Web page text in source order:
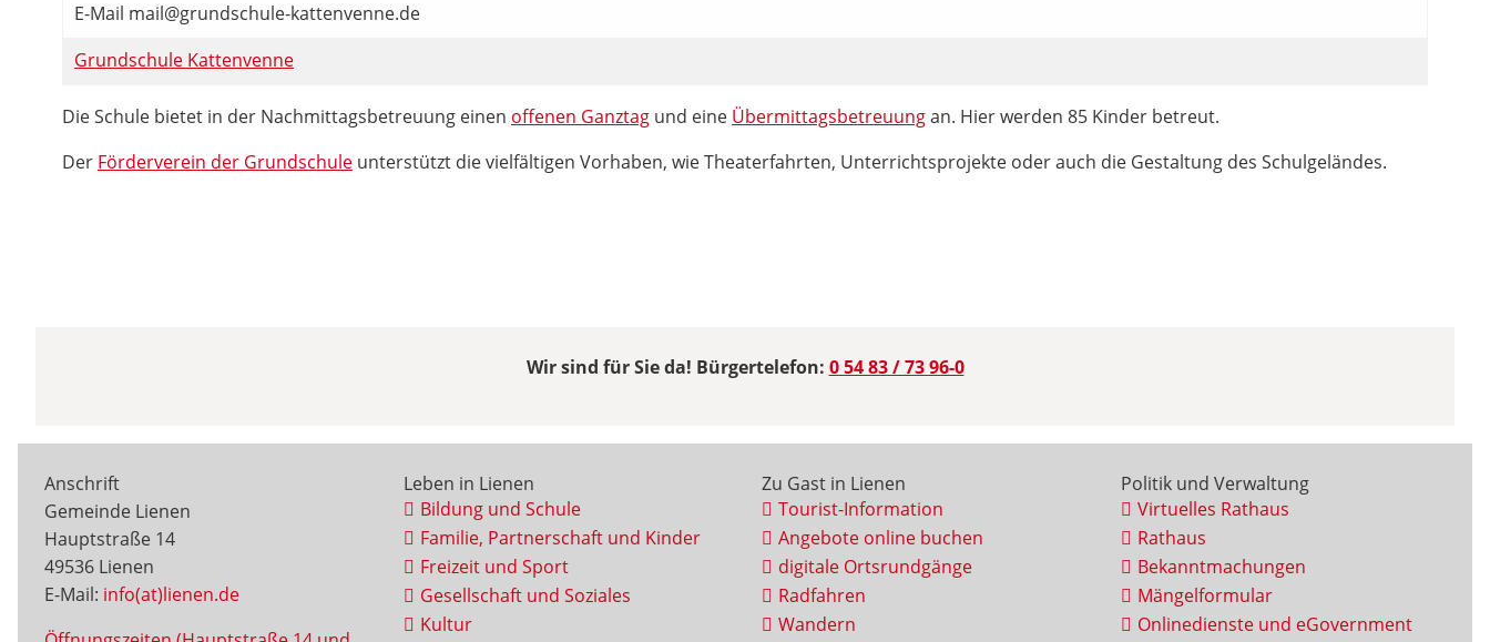
E-Mail mail@grundschule-kattenvenne.de
Grundschule Kattenvenne
Die Schule bietet in der Nachmittagsbetreuung einen offenen Ganztag und eine Übermittagsbetreuungan. Hier werden 85 Kinder betreut.
Der Förderverein der Grundschule unterstützt die vielfältigen Vorhaben, wie Theaterfahrten, Unterrichtsprojekte oder auch die Gestaltung des Schulgeländes.
Wir sind für Sie da! Bürgertelefon: 0 54 83 / 73 96-0
Anschrift
Gemeinde Lienen
Hauptstraße 14
49536 Lienen
E-Mail: info(at)lienen.de
Leben in Lienen
Bildung und Schule
Familie, Partnerschaft und Kinder
Freizeit und Sport
Gesellschaft und Soziales
Kultur
Zu Gast in Lienen
Tourist-Information
Angebote online buchen
digitale Ortsrundgänge
Radfahren
Wandern
Politik und Verwaltung
Virtuelles Rathaus
Rathaus
Bekanntmachungen
Mängelformular
Onlinedienste und eGovernment